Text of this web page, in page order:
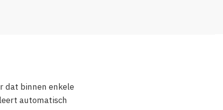
dat binnen enkele
automatisch